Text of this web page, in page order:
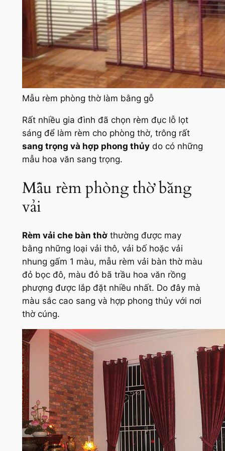
Mẫu rèm phòng thờ làm bằng gỗ
Rất nhiều gia đình đã chọn rèm đục lỗ lọt
sáng để làm rèm cho phòng thờ, trông rất
sang trọng và hợp phong thủydo có những
mẫu hoa văn sang trọng.
Mẫu rèm phòng thờ bằng
vải
Rèm vải che bàn thờthường được may
bằng những loại vải thô, vải bố hoặc vải
nhung gấm 1 màu, mẫu rèm vải bàn thờ màu
đỏ bọc đô, màu đỏ bã trầu hoa văn rồng
phượng được lắp đặt nhiều nhất. Do đây mà
màu sắc cao sang và hợp phong thủy với nơi
thờ cúng.